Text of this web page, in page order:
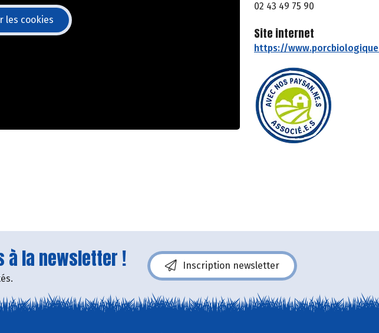
02 43 49 75 90
Site internet
https://
les cookies
à la newsletter ! Inscription newsletter